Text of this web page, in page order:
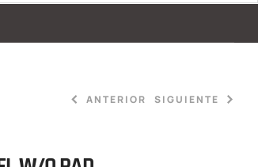
ANTERIOR SIGUIENTE